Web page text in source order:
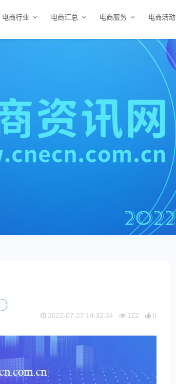
电商行业 电商汇总 电商服务 电商活动
2022-07-27 14:32:24 122 0